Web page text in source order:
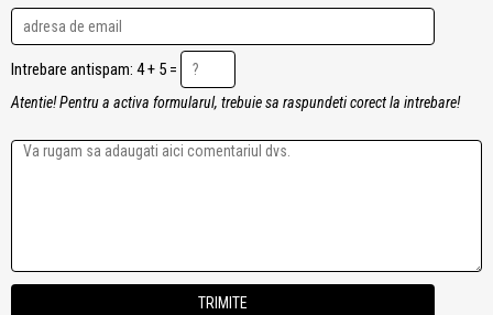
Intrebare antispam: 4 + 5 =
Atentie! Pentru a activa formularul, trebuie sa raspundeti corect la intrebare!